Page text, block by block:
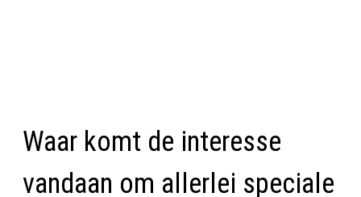
Waar komt de interesse
vandaan om allerlei speciale